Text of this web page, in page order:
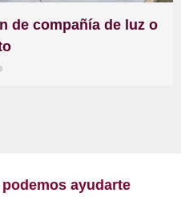
de compañía de luz o
ayudarte